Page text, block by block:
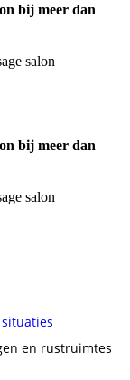
bij meer dan
salon
bij meer dan
salon
en rustruimtes